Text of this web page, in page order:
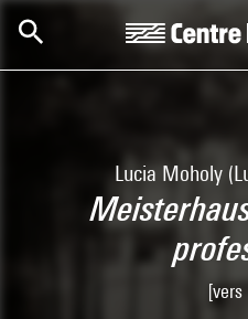
Lucia Moholy
[vers